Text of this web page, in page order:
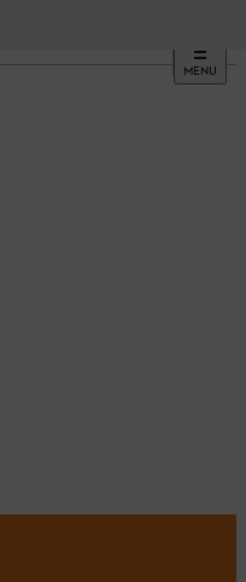
MENU